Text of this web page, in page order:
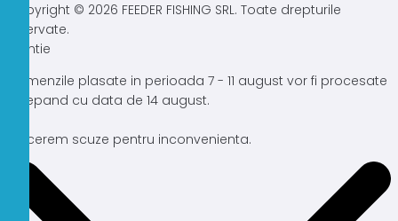
Copyright © 2026 FEEDER FISHING SRL. Toate drepturile
rezervate.
Atentie
Comenzile plasate in perioada 7 - 11 august vor fi procesate
incepand cu data de 14 august.
Ne cerem scuze pentru inconvenienta.